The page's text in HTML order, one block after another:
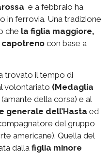
e a febbraio ha
in ferrovia. Una tradizione
che la figlia maggiore,
capotreno con base a
trovato il tempo di
volontariato (Medaglia
(amante della corsa) e al
generale dell’Hasta ed
del gruppo
americane). Quella del
dalla figlia minore